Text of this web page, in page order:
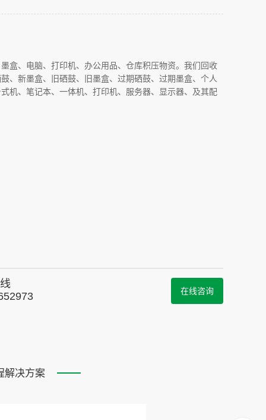
盒、电脑、打印机、办公用品、仓库积压物资。我们回收
、新墨盒、旧硒鼓、旧墨盒、过期硒鼓、过期墨盒、个人
机、笔记本、一体机、打印机、服务器、显示器、及其配
在线咨询
解决方案